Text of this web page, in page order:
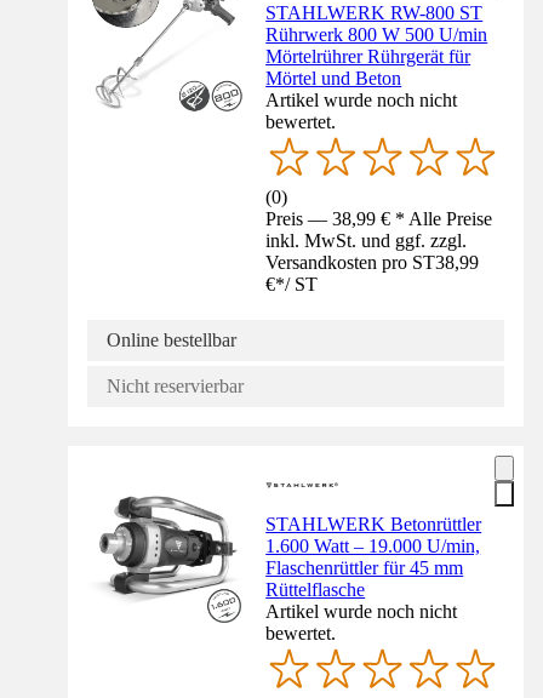
STAHLWERK RW-800 ST
Rührwerk 800 W 500 U/min
Mörtelrührer Rührgerät für
Mörtel und Beton
Artikel wurde noch nicht
bewertet.
(0)
Preis — 38,99 € * Alle Preise
inkl. MwSt. und ggf. zzgl.
Versandkosten pro ST38,99
€*/ ST
Online bestellbar
Nicht reservierbar
STAHLWERK Betonrüttler
1.600 Watt – 19.000 U/min,
Flaschenrüttler für 45 mm
Rüttelflasche
Artikel wurde noch nicht
bewertet.